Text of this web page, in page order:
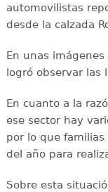
automovilistas
desde la calzada
En unas
logró observar las
En cuanto a la
ese sector hay
por lo que
del año para
Sobre esta